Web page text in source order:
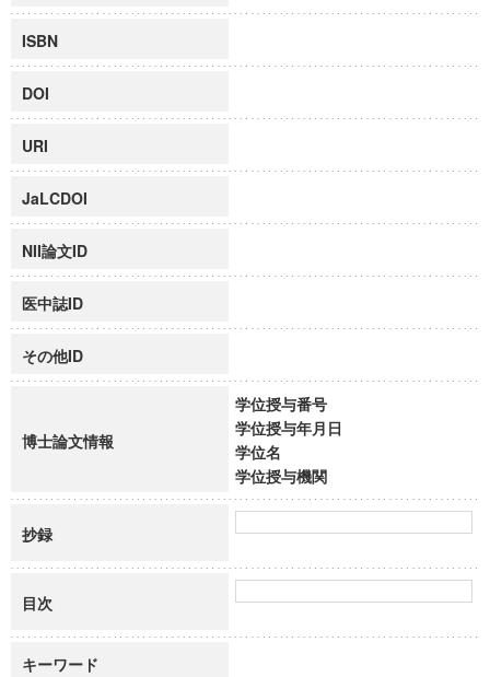
ISBN
DOI
URI
JaLCDOI
NII論文ID
医中誌ID
その他ID
博士論文情報
学位授与番号
学位授与年月日
学位名
学位授与機関
抄録
目次
キーワード